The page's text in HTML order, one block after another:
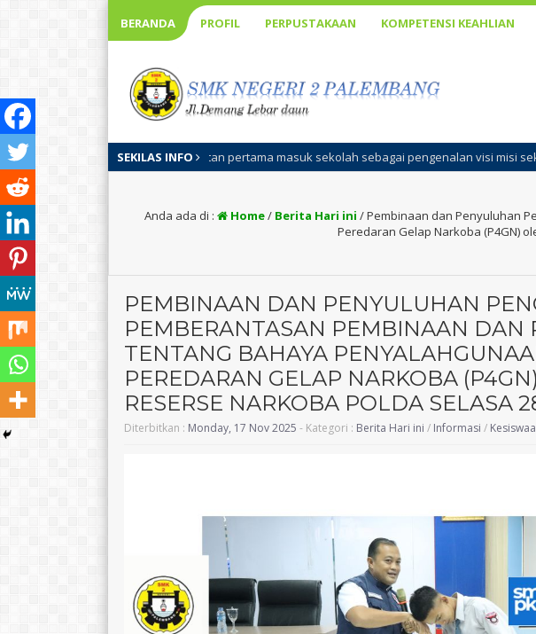
BERANDA PROFIL PERPUSTAKAAN KOMPETENSI KEAHLIAN
SEKILAS INFO
adalah kegiatan pertama masuk sekolah sebagai pengenalan visi misi sekolah, program,
Anda ada di : Home/ Berita Hari ini /Pembinaan dan Penyuluhan
Peredaran Gelap Narkoba (P4GN)
PEMBINAAN DAN PENYULUHAN
PEMBERANTASAN PEMBINAAN DAN
TENTANG BAHAYA
PEREDARAN GELAP NARKOBA
RESERSE NARKOBA POLDA SELASA
Diterbitkan : Monday, 17 Nov 2025 - Kategori : Berita Hari ini / Informasi /